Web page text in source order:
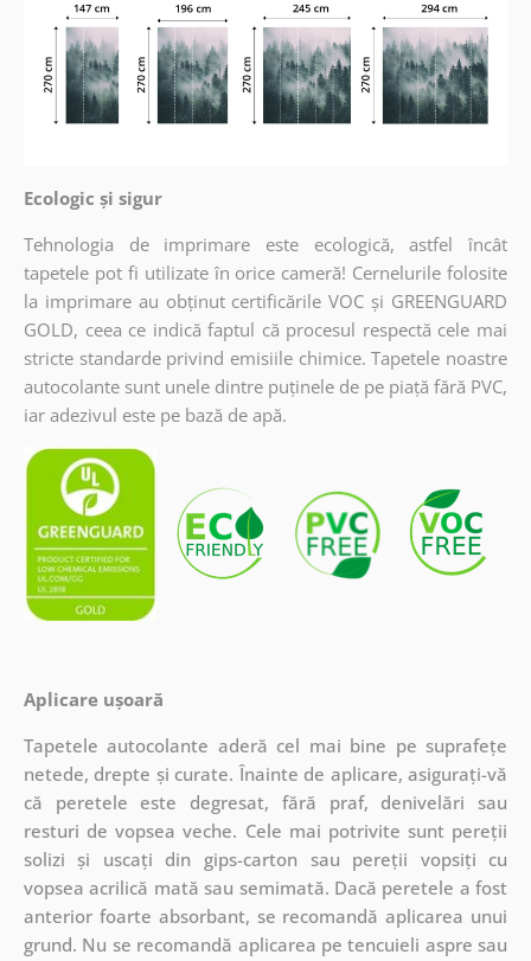
Ecologic și sigur
Tehnologia de imprimare este ecologică, astfel încât
tapetele pot fi utilizate în orice cameră! Cernelurile folosite
la imprimare au obținut certificările VOC și GREENGUARD
GOLD, ceea ce indică faptul că procesul respectă cele mai
stricte standarde privind emisiile chimice. Tapetele noastre
autocolante sunt unele dintre puținele de pe piață fără PVC,
iar adezivul este pe bază de apă.
Aplicare ușoară
Tapetele autocolante aderă cel mai bine pe suprafețe
netede, drepte și curate. Înainte de aplicare, asigurați-vă
că peretele este degresat, fără praf, denivelări sau
resturi de vopsea veche. Cele mai potrivite sunt pereții
solizi și uscați din gips-carton sau pereții vopsiți cu
vopsea acrilică mată sau semimată. Dacă peretele a fost
anterior foarte absorbant, se recomandă aplicarea unui
grund. Nu se recomandă aplicarea pe tencuieli aspre sau